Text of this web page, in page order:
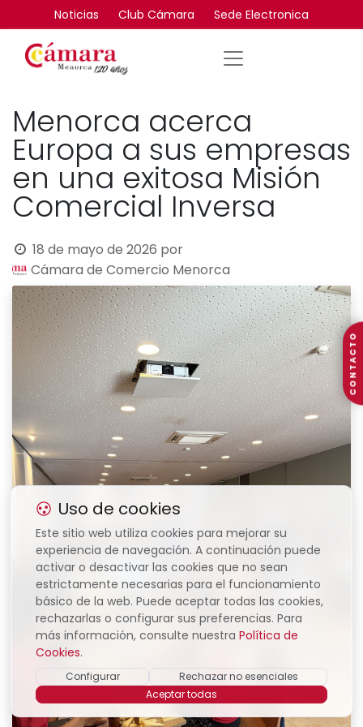
Noticias Club Cámara Sede Electronica
Menorca acerca
Europa a sus empresas
en una exitosa Misión
Comercial Inversa
18 de mayo de 2026 por
Cámara de Comercio Menorca
Uso de cookies
Este sitio web utiliza cookies para mejorar su
experiencia de navegación. A continuación puede
activar o desactivar las cookies que no sean
estrictamente necesarias para el funcionamiento
básico de la web. Puede aceptar todas las cookies,
rechazarlas o configurar sus preferencias. Para
más información, consulte nuestra Política de
Cookies.
Configurar
Rechazar no esenciales
Aceptar todas
CONTACTO